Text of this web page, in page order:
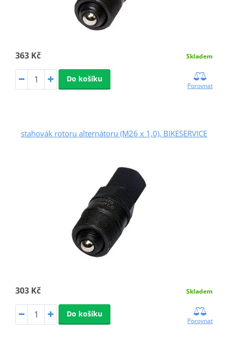
363 Kč Skladem
Do košíku
Porovnat
stahovák rotoru alternátoru (M26 x 1,0), BIKESERVICE
303 Kč Skladem
Do košíku
Porovnat